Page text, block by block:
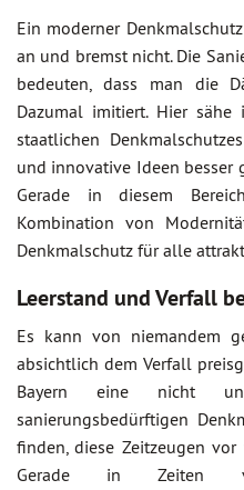
Ein moderner
an und bremst nicht. Die
bedeuten, dass man die
Dazumal imitiert. Hier
staatlichen
und innovative Ideen besser
Gerade in diesem
Kombination von
Denkmalschutz für alle
Leerstand und Verfall
Es kann von niemandem
absichtlich dem Verfall
Bayern eine nicht
sanierungsbedürftigen
finden, diese Zeitzeugen
Gerade in Zeiten